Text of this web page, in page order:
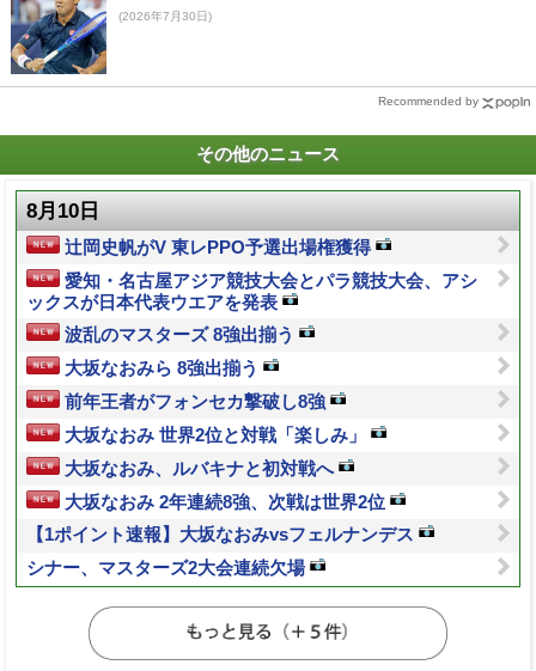
(2026年7月30日)
Recommended by
その他のニュース
8月10日
辻岡史帆がV 東レPPO予選出場権獲得
愛知・名古屋アジア競技大会とパラ競技大会、アシ
ックスが日本代表ウエアを発表
波乱のマスターズ 8強出揃う
大坂なおみら 8強出揃う
前年王者がフォンセカ撃破し8強
大坂なおみ 世界2位と対戦「楽しみ」
大坂なおみ、ルバキナと初対戦へ
大坂なおみ 2年連続8強、次戦は世界2位
【1ポイント速報】大坂なおみvsフェルナンデス
シナー、マスターズ2大会連続欠場